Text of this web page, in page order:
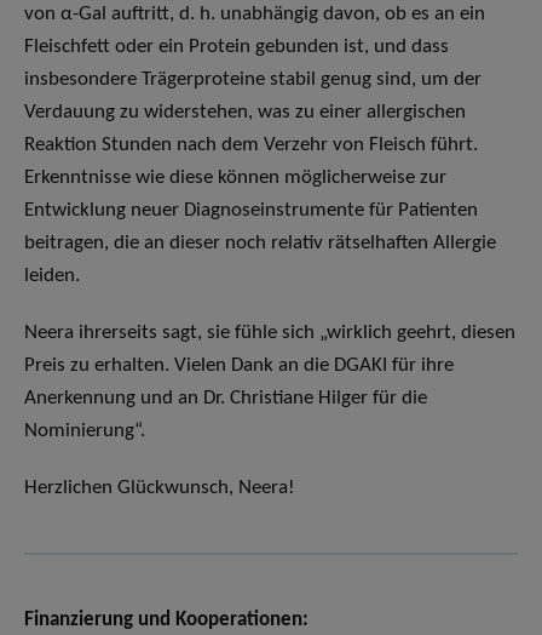
von α-Gal auftritt, d. h. unabhängig davon, ob es an ein
Fleischfett oder ein Protein gebunden ist, und dass
insbesondere Trägerproteine stabil genug sind, um der
Verdauung zu widerstehen, was zu einer allergischen
Reaktion Stunden nach dem Verzehr von Fleisch führt.
Erkenntnisse wie diese können möglicherweise zur
Entwicklung neuer Diagnoseinstrumente für Patienten
beitragen, die an dieser noch relativ rätselhaften Allergie
leiden.
Neera ihrerseits sagt, sie fühle sich „wirklich geehrt, diesen
Preis zu erhalten. Vielen Dank an die DGAKI für ihre
Anerkennung und an Dr. Christiane Hilger für die
Nominierung“.
Herzlichen Glückwunsch, Neera!
Finanzierung und Kooperationen: